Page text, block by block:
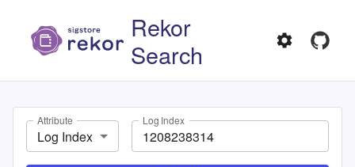
Rekor
Search
Attribute
Log Index
Log Index